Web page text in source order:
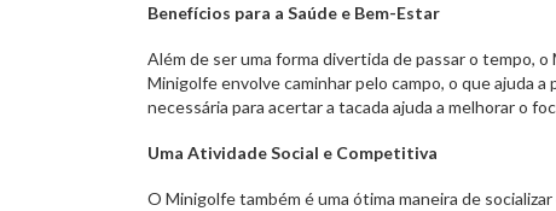
Benefícios para a Saúde e Bem-Estar
Além de ser uma forma divertida de passar o tempo,
Minigolfe envolve caminhar pelo campo, o que ajuda
necessária para acertar a tacada ajuda a melhorar o
Uma Atividade Social e Competitiva
O Minigolfe também é uma ótima maneira de